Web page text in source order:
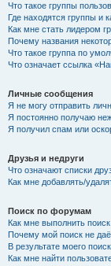
Что такое группы
Где находятся группы и
Как мне стать лидером
Почему названия
Что такое группа по
Что означает ссылка
Личные сообщения
Я не могу отправить
Я постоянно получаю
Я получил спам или
Друзья и недруги
Что означают списки
Как мне добавлять/
Поиск по форумам
Как мне выполнить
Почему мой поиск не
В результате моего
Как мне найти